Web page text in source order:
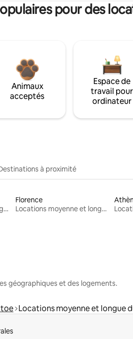
pour des
Animaux
acceptés
Espace de
travail pour
ordinateur
à proximité
Locations moyenne et longue durée
Florence
Locations moyenne et longue durée
géographiques et des logements.
Locations moyenne et longue